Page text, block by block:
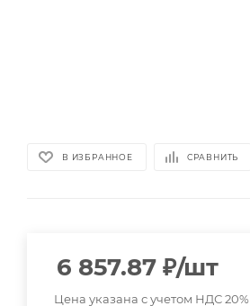
В ИЗБРАННОЕ СРАВНИТЬ
6 857.87 ₽/шт
Цена указана с учетом НДС 20%